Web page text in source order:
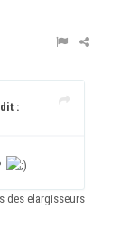
:
des elargisseurs